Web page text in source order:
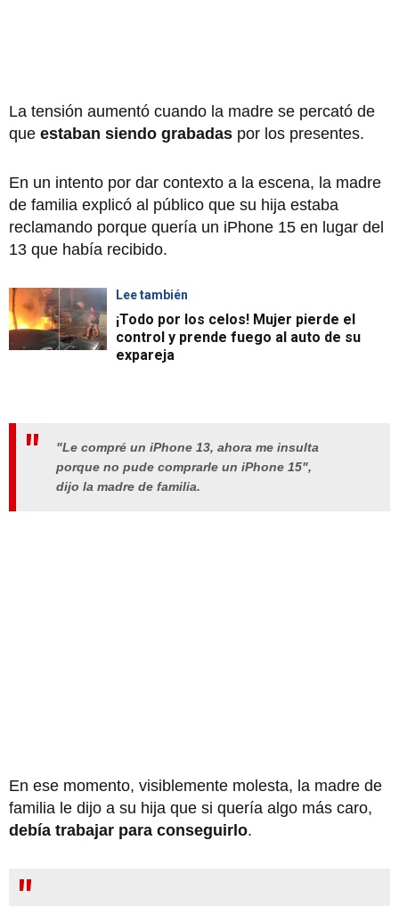
La tensión aumentó cuando la madre se percató de
que estaban siendo grabadas por los presentes.
En un intento por dar contexto a la escena, la madre
de familia explicó al público que su hija estaba
reclamando porque quería un iPhone 15 en lugar del
13 que había recibido.
Lee también
¡Todo por los celos! Mujer pierde el
control y prende fuego al auto de su
expareja
"Le compré un iPhone 13, ahora me insulta
porque no pude comprarle un iPhone 15",
dijo la madre de familia.
En ese momento, visiblemente molesta, la madre de
familia le dijo a su hija que si quería algo más caro,
debía trabajar para conseguirlo.